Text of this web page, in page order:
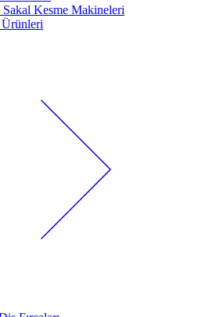
Sakal Kesme Makineleri
Ürünleri